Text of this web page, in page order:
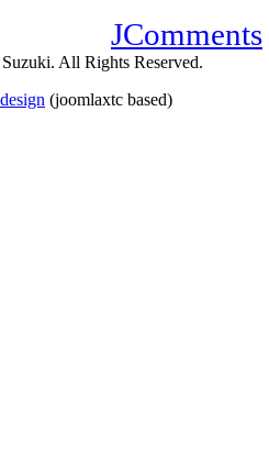
JComments
All Rights Reserved.
(joomlaxtc based)